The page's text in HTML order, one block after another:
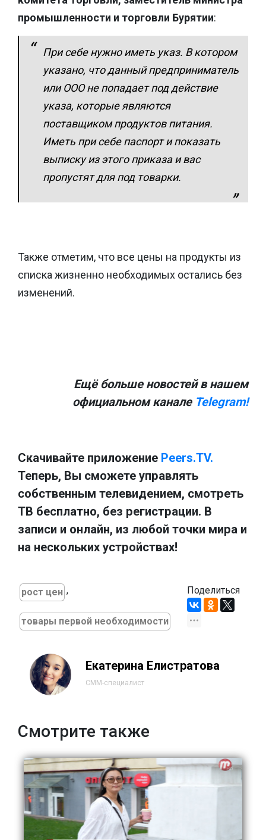
промышленности и торговли Бурятии:
При себе нужно иметь указ. В котором
указано, что данный предприниматель
или ООО не попадает под действие
указа, которые являются
поставщиком продуктов питания.
Иметь при себе паспорт и показать
выписку из этого приказа и вас
пропустят для под товарки.
Также отметим, что все цены на продукты из
списка жизненно необходимых остались без
изменений.
Ещё больше новостей в нашем
официальном канале Telegram!
Скачивайте приложение Peers.TV.
Теперь, Вы сможете управлять
собственным телевидением, смотреть
ТВ бесплатно, без регистрации. В
записи и онлайн, из любой точки мира и
на нескольких устройствах!
рост цен ,
товары первой необходимости
Поделиться
Екатерина Елистратова
СММ-специалист
Смотрите также